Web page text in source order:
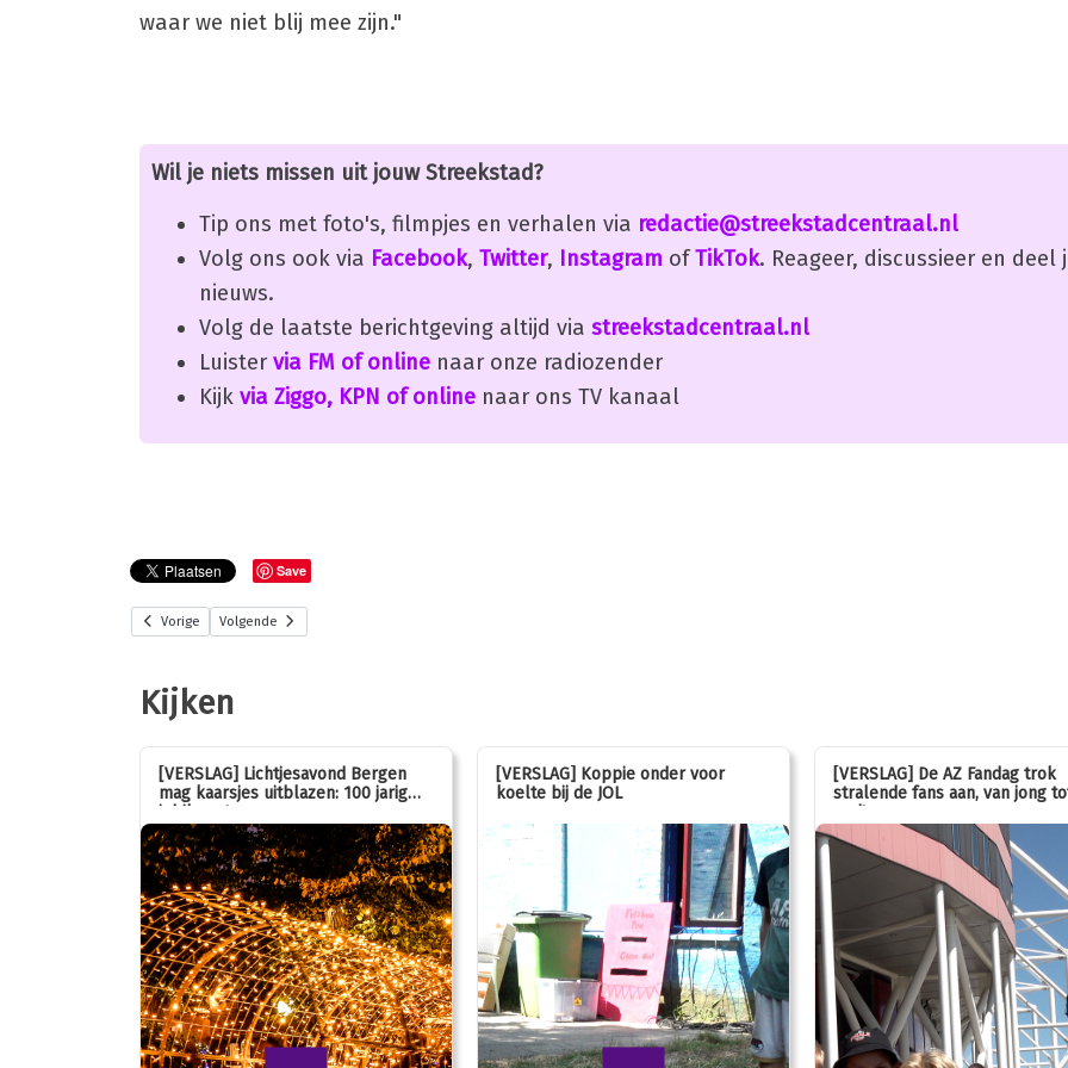
waar we niet blij mee zijn."
Wil je niets missen uit jouw Streekstad?
Tip ons met foto's, filmpjes en verhalen via redactie@streekstadcentraal.nl
Volg ons ook via Facebook, Twitter, Instagram ofTikTok. Reageer, discussieer en deel
nieuws.
Volg de laatste berichtgeving altijd via streekstadcentraal.nl
Luister via FM of online naar onze radiozender
Kijk via Ziggo, KPN of online naar ons TV kanaal
Save
Vorige Volgende
Kijken
[VERSLAG] Lichtjesavond Bergen
mag kaarsjes uitblazen: 100 jarig
jubileum!
[VERSLAG] Koppie onder voor
koelte bij de JOL
[VERSLAG] De AZ Fandag trok
stralende fans aan, van jong
oud!